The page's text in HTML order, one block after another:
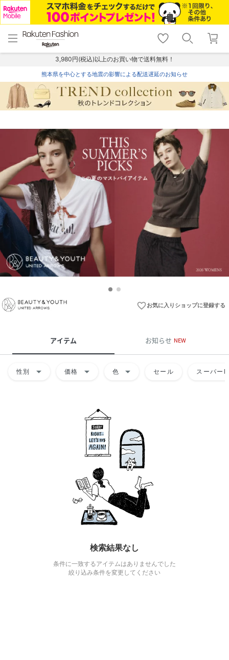
menu home
トップ
shopping_cart lock_outline
ログイン
3,980円(税込)以上のお買い物で送料無料！
熊本県を中心とする地震の影響による配送遅延のお知らせ
favorite_borderお気に入りショップに登録する
アイテム お知らせ NEW
性別 arrow_drop_down 価格 arrow_drop_down 色 arrow_drop_down セール スーパー
検索結果なし
条件に一致するアイテムはありませんでした
絞り込み条件を変更してください